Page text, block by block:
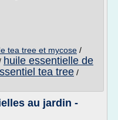
tea tree et mycose /
huile essentielle de
tea tree /
au jardin -